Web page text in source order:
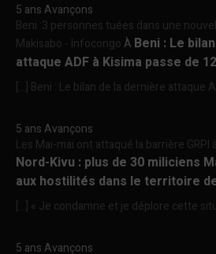
5 ans Avançons
Beni :3 personnes tuées dans une
Makisabo - InfocongoÀ Beni : Le
attaque ADF à Kisima passe de
[…] Beni : Le bilan de la dernière attaque
5 ans Avançons
Les Mai-mai ont attaqué la barrière
Nord-Kivu : plus de 30 miliciens
aux hostilités dans le territoire
[…] « Je condamne et je déplore cette
5 ans Avançons